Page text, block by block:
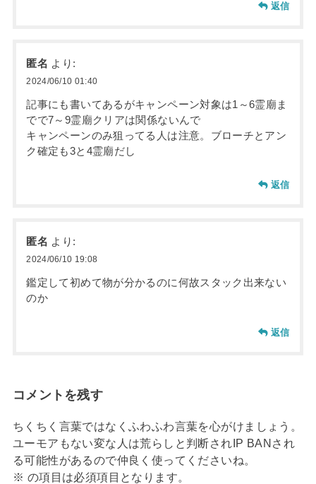
返信
匿名 より:
2024/06/10 01:40
記事にも書いてあるがキャンペーン対象は1～6霊廟ま
でで7～9霊廟クリアは関係ないんで
キャンペーンのみ狙ってる人は注意。ブローチとアン
ク確定も3と4霊廟だし
返信
匿名 より:
2024/06/10 19:08
鑑定して初めて物が分かるのに何故スタック出来ない
のか
返信
コメントを残す
ちくちく言葉ではなくふわふわ言葉を心がけましょう。
ユーモアもない変な人は荒らしと判断されIP BANされ
る可能性があるので仲良く使ってくださいね。
※ の項目は必須項目となります。